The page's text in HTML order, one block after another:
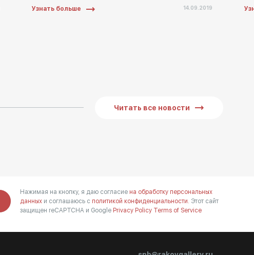
Узнать больше 14.09.2019
Читать все новости
Нажимая на кнопку, я даю согласие на обработку персональных
данных и соглашаюсь с политикой конфиденциальности. Этот сайт
защищен reCAPTCHA и Google Privacy Policy Terms of Service